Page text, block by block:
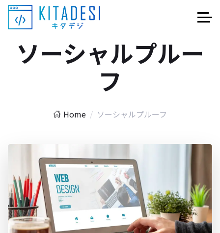
ソーシャルプルー
フ
Home ソーシャルプルーフ